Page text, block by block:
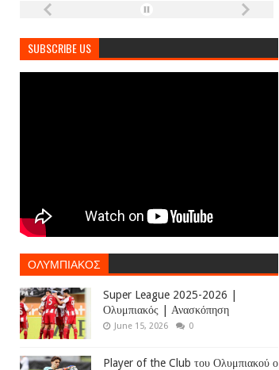
SUBSCRIBE US
ΟΛΥΜΠΙΑΚΟΣ
Super League 2025-2026 |
Ολυμπιακός | Ανασκόπηση
June 15, 2026 0
Player of the Club του Ολυμπιακού ο